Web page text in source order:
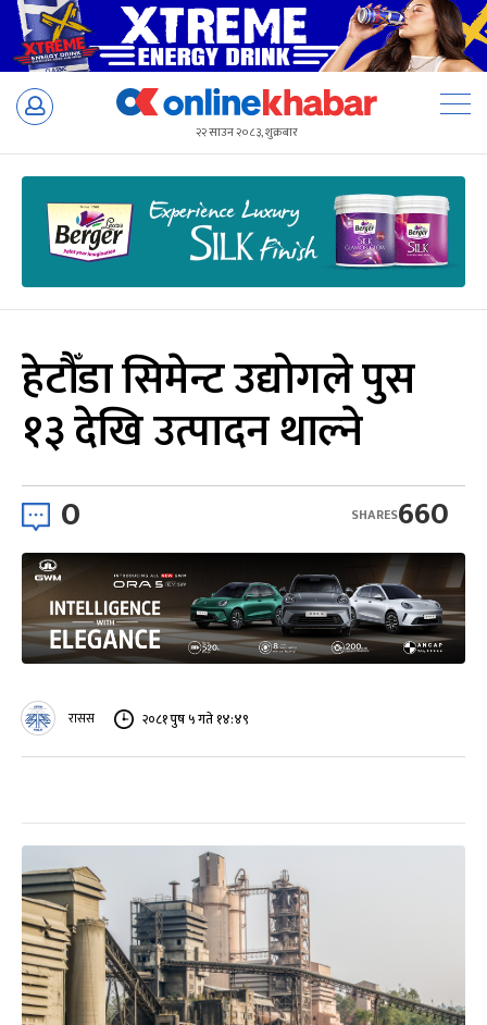
Skip
२२ साउन २०८३, शुक्रबार
हेटौँडा सिमेन्ट उद्योगले पुस
१३ देखि उत्पादन थाल्ने
0 660
SHARES
रासस २०८१ पुष ५ गते १४:४९